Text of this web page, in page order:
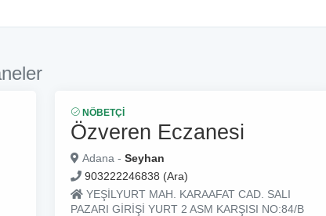
NÖBETÇI
Özveren Eczanesi
Adana - Seyhan
903222246838 (Ara)
YEŞİLYURT MAH. KARAAFAT CAD. SALI
PAZARI GİRİŞİ YURT 2 ASM KARŞISI NO:84/B